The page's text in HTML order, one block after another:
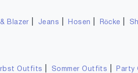
Blazer Jeans Hosen Röcke
Outfits Sommer Outfits Party